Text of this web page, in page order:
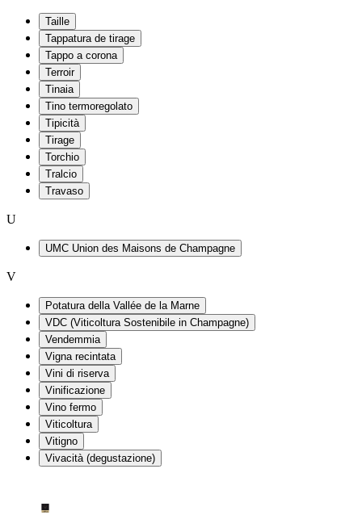
Taille
Tappatura de tirage
Tappo a corona
Terroir
Tinaia
Tino termoregolato
Tipicità
Tirage
Torchio
Tralcio
Travaso
U
UMC Union des Maisons de Champagne
V
Potatura della Vallée de la Marne
VDC (Viticoltura Sostenibile in Champagne)
Vendemmia
Vigna recintata
Vini di riserva
Vinificazione
Vino fermo
Viticoltura
Vitigno
Vivacità (degustazione)